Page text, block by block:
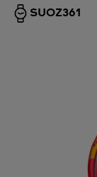
SUOZ361